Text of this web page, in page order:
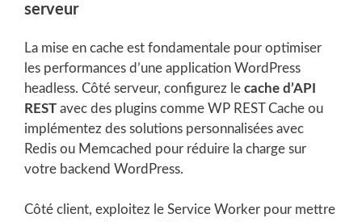
serveur
La mise en cache est fondamentale pour optimiser
les performances d’une application WordPress
headless. Côté serveur, configurez le cache d’API
REST avec des plugins comme WP REST Cache ou
implémentez des solutions personnalisées avec
Redis ou Memcached pour réduire la charge sur
votre backend WordPress.
Côté client, exploitez le Service Worker pour mettre